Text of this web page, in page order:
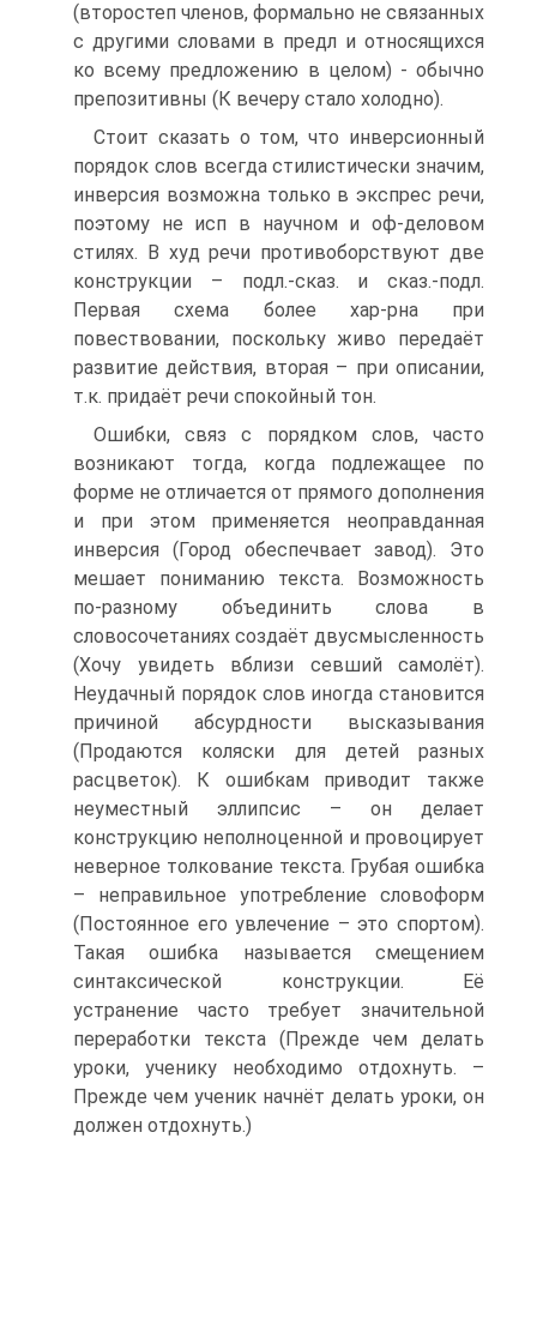
(второстеп членов, формально не связанных
с другими словами в предл и относящихся
ко всему предложению в целом) - обычно
препозитивны (К вечеру стало холодно).
Стоит сказать о том, что инверсионный
порядок слов всегда стилистически значим,
инверсия возможна только в экспрес речи,
поэтому не исп в научном и оф-деловом
стилях. В худ речи противоборствуют две
конструкции – подл.-сказ. и сказ.-подл.
Первая схема более хар-рна при
повествовании, поскольку живо передаёт
развитие действия, вторая – при описании,
т.к. придаёт речи спокойный тон.
Ошибки, связ с порядком слов, часто
возникают тогда, когда подлежащее по
форме не отличается от прямого дополнения
и при этом применяется неоправданная
инверсия (Город обеспечвает завод). Это
мешает пониманию текста. Возможность
по-разному объединить слова в
словосочетаниях создаёт двусмысленность
(Хочу увидеть вблизи севший самолёт).
Неудачный порядок слов иногда становится
причиной абсурдности высказывания
(Продаются коляски для детей разных
расцветок). К ошибкам приводит также
неуместный эллипсис – он делает
конструкцию неполноценной и провоцирует
неверное толкование текста. Грубая ошибка
– неправильное употребление словоформ
(Постоянное его увлечение – это спортом).
Такая ошибка называется смещением
синтаксической конструкции. Её
устранение часто требует значительной
переработки текста (Прежде чем делать
уроки, ученику необходимо отдохнуть. –
Прежде чем ученик начнёт делать уроки, он
должен отдохнуть.)